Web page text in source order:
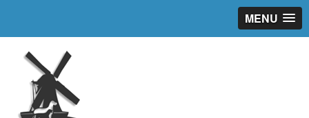
MENU